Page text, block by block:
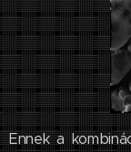
Ennek a